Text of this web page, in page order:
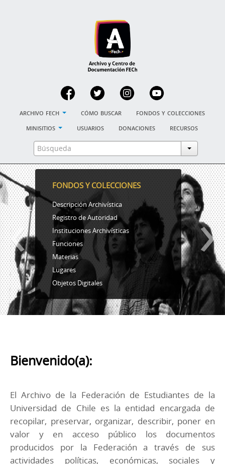
archivo fech cómo buscar
fondos y colecciones
minisitios
usuarios donaciones recursos
FONDOS Y COLECCIONES
Descripción Archivística
Registro de Autoridad
Instituciones Archivísticas
Funciones
Materias
Lugares
Objetos Digitales
‹ ›
Bienvenido(a):
El Archivo de la Federación de Estudiantes de la
Universidad de Chile es la entidad encargada de
recopilar, preservar, organizar, describir, poner en
valor y en acceso público los documentos
producidos por la Federación a través de sus
actividades políticas, económicas, sociales y